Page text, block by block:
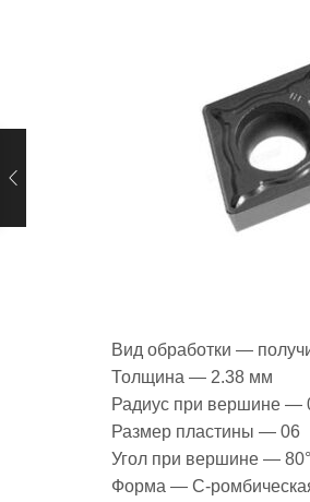
Вид обработки —
Толщина — 2.38 мм
Радиус при вершине —
Размер пластины — 06
Угол при вершине — 80°
Форма — С-